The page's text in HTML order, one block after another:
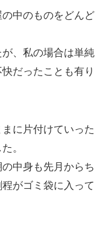
中のものをどんど
、私の場合は単純
だったことも有り
に片付けていった
。
中身も先月からち
がゴミ袋に入って